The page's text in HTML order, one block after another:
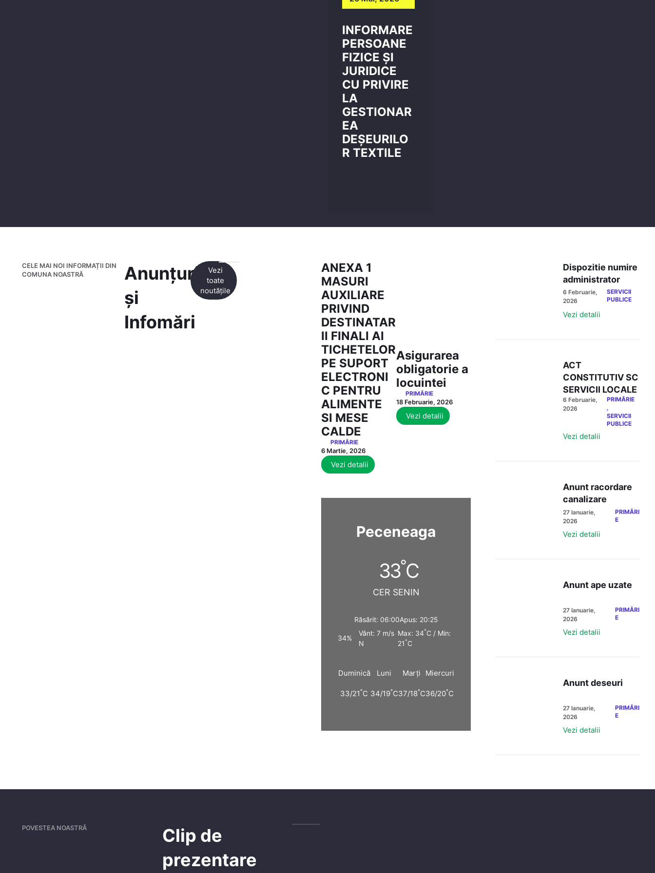
INFORMARE
PERSOANE
FIZICE ȘI
JURIDICE
CU PRIVIRE
LA
GESTIONAR
EA
DEȘEURILO
R TEXTILE
CELE MAI NOI INFORMAȚII DIN
COMUNA NOASTRĂ
Anunțuri
și
Infomări
Vezi
toate
noutățile
ANEXA 1
MASURI
AUXILIARE
PRIVIND
DESTINATAR
II FINALI AI
TICHETELOR
PE SUPORT
ELECTRONI
C PENTRU
ALIMENTE
SI MESE
CALDE
PRIMĂRIE
6 Martie, 2026
Vezi detalii
Asigurarea
obligatorie a
locuintei
PRIMĂRIE
18 Februarie, 2026
Vezi detalii
Peceneaga
33°C
CER SENIN
Răsărit: 06:00Apus: 20:25
34%
Vânt: 7 m/s
N
Max: 34°C / Min:
21 °C
Duminică
33/21°C
Luni
34/19°C
Marți
37/18°C
Miercuri
36/20°C
Dispozitie numire
administrator
6 Februarie,
2026
SERVICII
PUBLICE
Vezi detalii
ACT
CONSTITUTIV SC
SERVICII LOCALE
6 Februarie,
2026
PRIMĂRIE
,
SERVICII
PUBLICE
Vezi detalii
Anunt racordare
canalizare
27 Ianuarie,
2026
PRIMĂRI
E
Vezi detalii
Anunt ape uzate
27 Ianuarie,
2026
PRIMĂRI
E
Vezi detalii
Anunt deseuri
27 Ianuarie,
2026
PRIMĂRI
E
Vezi detalii
POVESTEA NOASTRĂ
Clip de
prezentare